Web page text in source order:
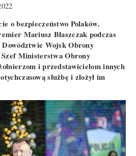
o bezpieczeństwo Polaków.
Mariusz Błaszczak podczas
Wojsk Obrony
Ministerstwa Obrony
i przedstawicielom innych
służbę i złożył im